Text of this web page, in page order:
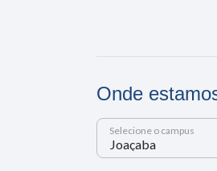
Onde
Selecione o campus